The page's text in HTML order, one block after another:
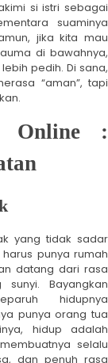
si istri sebagai
suaminya
jika kita mau
di bawahnya,
pedih. Di sana,
“aman”, tapi
Online :
yang tidak sadar
punya rumah
datang dari rasa
Bayangkan
hidupnya
punya orang tua
hidup adalah
selalu
dan penuh rasa